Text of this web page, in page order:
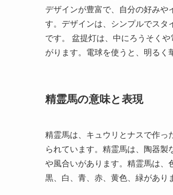
デザインが豊富で、自分の好みや
す。デザインは、シンプルでスタ
です。 盆提灯は、中にろうそく
がります。電球を使うと、明るく
精霊馬の意味と表現
精霊馬は、キュウリとナスで作っ
られています。精霊馬は、陶器
や風合いがあります。精霊馬は、
黒、白、青、赤、黄色、緑があり